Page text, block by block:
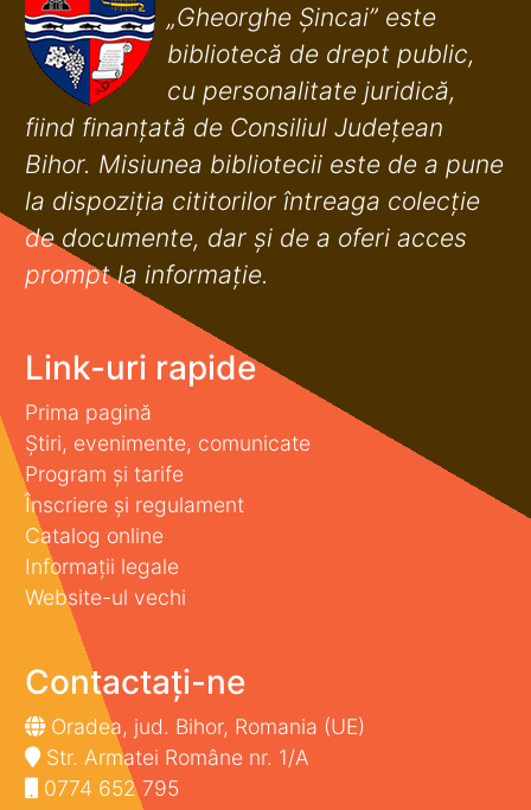
„Gheorghe Șincai” este
bibliotecă de drept public,
cu personalitate juridică,
fiind finanţată de Consiliul Judeţean
Bihor. Misiunea bibliotecii este de a pune
la dispoziţia cititorilor întreaga colecţie
de documente, dar şi de a oferi acces
prompt la informaţie.
Link-uri rapide
Prima pagină
Știri, evenimente, comunicate
Program și tarife
Înscriere și regulament
Catalog online
Informații legale
Website-ul vechi
Contactați-ne
Oradea, jud. Bihor, Romania (UE)
Str. Armatei Române nr. 1/A
0774 652 795